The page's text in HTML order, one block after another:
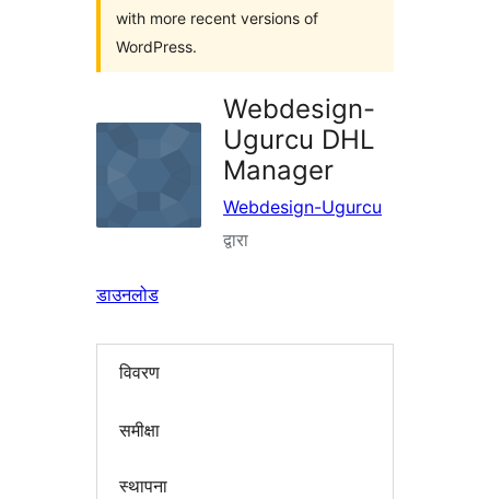
with more recent versions of
WordPress.
Webdesign-
Ugurcu DHL
Manager
Webdesign-Ugurcu
द्वारा
डाउनलोड
विवरण
समीक्षा
स्थापना